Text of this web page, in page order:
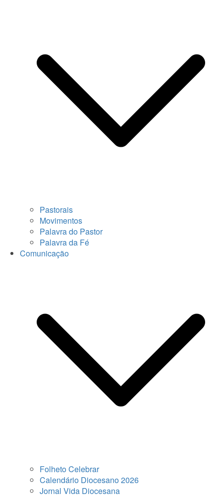
Pastorais
Movimentos
Palavra do Pastor
Palavra da Fé
Comunicação
Folheto Celebrar
Calendário Diocesano 2026
Jornal Vida Diocesana